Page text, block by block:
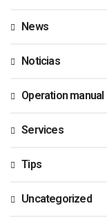
News
Noticias
Operation manual
Services
Tips
Uncategorized